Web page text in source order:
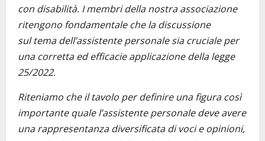
con disabilità. I membri della nostra associazione
ritengono fondamentale che la discussione
sul tema dell’assistente personale sia cruciale per
una corretta ed efficacie applicazione della legge
25/2022.
Riteniamo che il tavolo per definire una figura così
importante quale l’assistente personale deve avere
una rappresentanza diversificata di voci e opinioni,